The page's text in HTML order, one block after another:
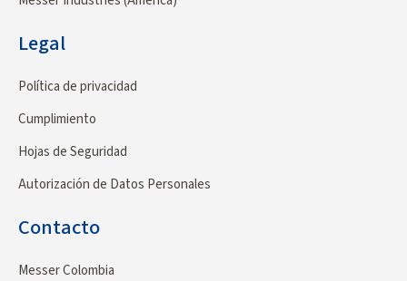
Legal
Política de privacidad
Cumplimiento
Hojas de Seguridad
Autorización de Datos Personales
Contacto
Messer Colombia